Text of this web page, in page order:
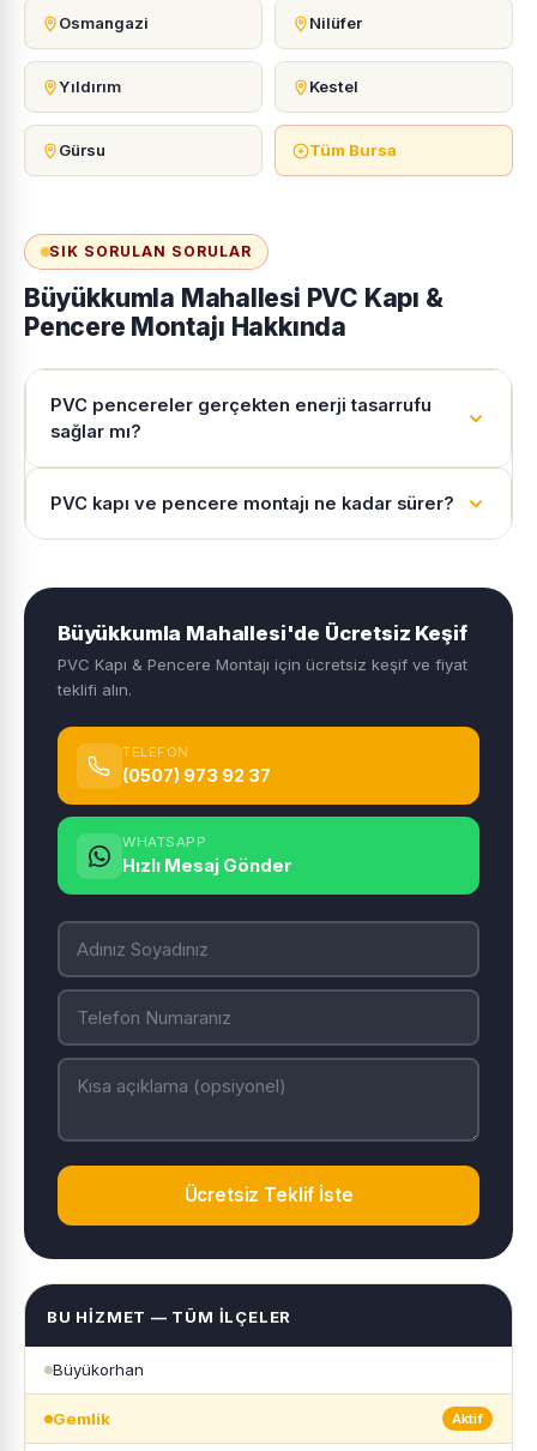
Osmangazi Nilüfer
Yıldırım Kestel
Gürsu Tüm Bursa
SIK SORULAN SORULAR
Büyükkumla Mahallesi PVC Kapı &
Pencere Montajı Hakkında
PVC pencereler gerçekten enerji tasarrufu
sağlar mı?
PVC kapı ve pencere montajı ne kadar sürer?
Büyükkumla Mahallesi'de Ücretsiz Keşif
PVC Kapı & Pencere Montajı için ücretsiz keşif ve fiyat
teklifi alın.
TELEFON
(0507) 973 92 37
WHATSAPP
Hızlı Mesaj Gönder
Ücretsiz Teklif İste
BU HIZMET — TÜM İLÇELER
Büyükorhan
Gemlik Aktif